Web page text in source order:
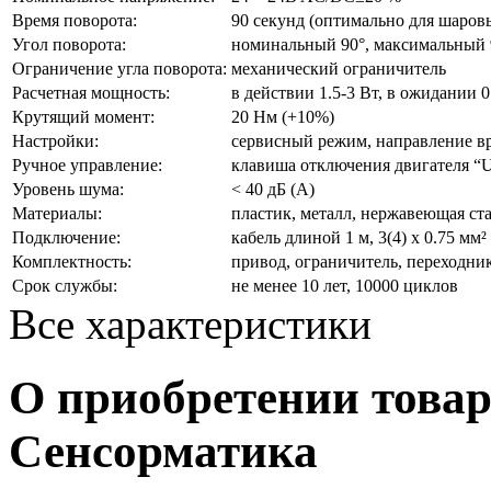
Время поворота:
90 секунд (оптимально для
Угол поворота:
номинальный 90°, максимальный
Ограничение угла поворота: механический ограничитель
Расчетная мощность:
в действии 1.5-3 Вт, в ожидании
Крутящий момент:
20 Нм (+10%)
Настройки:
сервисный режим, направление
Ручное управление:
клавиша отключения двигателя
Уровень шума:
< 40 дБ (A)
Материалы:
пластик, металл, нержавеющая
Подключение:
кабель длиной 1 м, 3(4) x 0.75 мм²
Комплектность:
привод, ограничитель,
Срок службы:
не менее 10 лет, 10000 циклов
Все характеристики
О приобретении
Сенсорматика